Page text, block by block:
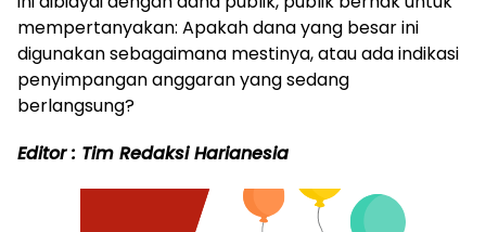
mempertanyakan: Apakah dana yang besar ini
digunakan sebagaimana mestinya, atau ada indikasi
penyimpangan anggaran yang sedang
berlangsung?
Editor : Tim Redaksi Harianesia